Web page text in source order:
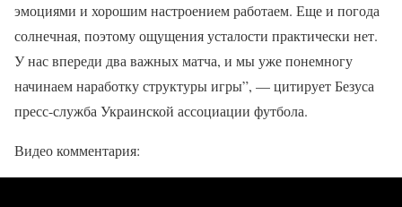
эмоциями и хорошим настроением работаем. Еще и погода
солнечная, поэтому ощущения усталости практически нет.
У нас впереди два важных матча, и мы уже понемногу
начинаем наработку структуры игры”, — цитирует Безуса
пресс-служба Украинской ассоциации футбола.
Видео комментария: